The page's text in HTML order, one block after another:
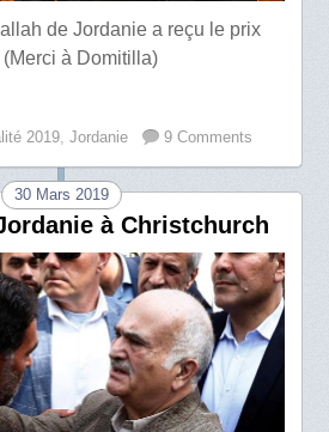
de Jordanie a reçu le prix
à Domitilla)
2019 ,Jordanie 9 Comments
30 Mars 2019
à Christchurch